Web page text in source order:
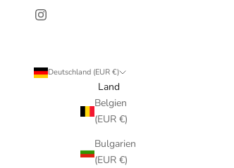
Deutschland (EUR €)
Land
Belgien
(EUR €)
Bulgarien
(EUR €)